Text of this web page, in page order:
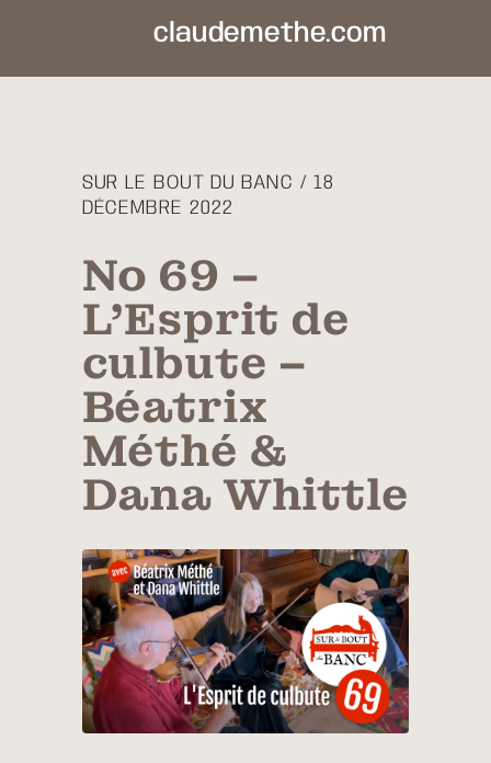
claudemethe.com
SUR LE BOUT DU BANC / 18
DÉCEMBRE 2022
No 69 –
L’Esprit de
culbute –
Béatrix
Méthé &
Dana Whittle